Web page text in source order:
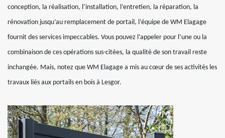
conception, la réalisation, l’installation, l’entretien, la réparation, la
rénovation jusqu’au remplacement de portail, l’équipe de WM Elagage
fournit des services impeccables. Vous pouvez l’appeler pour l’une ou la
combinaison de ces opérations sus-citées, la qualité de son travail reste
inchangée. Mais, notez que WM Elagage a mis au cœur de ses activités les
travaux liés aux portails en bois à Lesgor.